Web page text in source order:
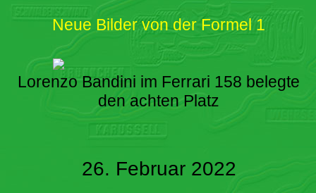
Neue Bilder von der Formel 1
Lorenzo Bandini im Ferrari 158 belegte
den achten Platz
26. Februar 2022